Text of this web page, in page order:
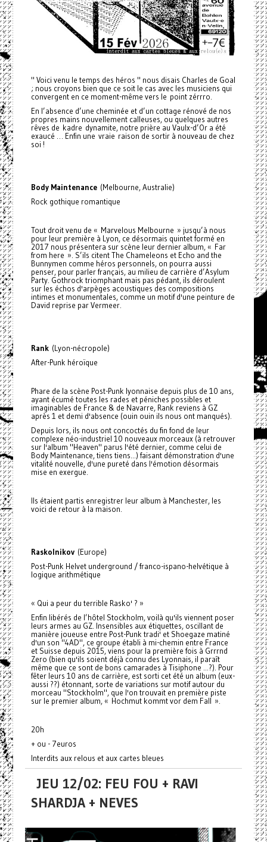
" Voici venu le temps des héros " nous disais Charles de Goal
; nous croyons bien que ce soit le cas avec les musiciens qui
convergent en ce moment-même vers le point zérrro.
En l’absence d’une cheminée et d’un cottage rénové de nos
propres mains nouvellement calleuses, ou quelques autres
rêves de kadre dynamite, notre prière au Vaulx-d’Or a été
exaucé … Enfin une vraie raison de sortir à nouveau de chez
soi !
Body Maintenance(Melbourne, Australie)
Rock gothique romantique
Tout droit venu de « Marvelous Melbourne » jusqu’à nous
pour leur première à Lyon, ce désormais quintet formé en
2017 nous présentera sur scène leur dernier album, « Far
from here ». S’ils citent The Chameleons et Echo and the
Bunnymen comme héros personnels, on pourra aussi
penser, pour parler français, au milieu de carrière d’Asylum
Party. Gothrock triomphant mais pas pédant, ils déroulent
sur les échos d'arpèges acoustiques des compositions
intimes et monumentales, comme un motif d'une peinture de
David reprise par Vermeer.
Rank(Lyon-nécropole)
After-Punk héroïque
Phare de la scène Post-Punk lyonnaise depuis plus de 10 ans,
ayant écumé toutes les rades et péniches possibles et
imaginables de France & de Navarre, Rank reviens à GZ
après 1 et demi d'absence (ouin ouin ils nous ont manqués).
Depuis lors, ils nous ont concoctés du fin fond de leur
complexe néo-industriel 10 nouveaux morceaux (à retrouver
sur l'album "Heaven" parus l'été dernier, comme celui de
Body Maintenance, tiens tiens...) faisant démonstration d'une
vitalité nouvelle, d'une pureté dans l'émotion désormais
mise en exergue.
Ils étaient partis enregistrer leur album à Manchester, les
voici de retour à la maison.
Raskolnikov(Europe)
Post-Punk Helvet underground / franco-ispano-helvétique à
logique arithmétique
« Qui a peur du terrible Rasko' ? »
Enfin libérés de l’hôtel Stockholm, voilà qu'ils viennent poser
leurs armes au GZ. Insensibles aux étiquettes, oscillant de
manière joueuse entre Post-Punk tradi' et Shoegaze matiné
d'un son "4AD", ce groupe établi à mi-chemin entre France
et Suisse depuis 2015, viens pour la première fois à Grrrnd
Zero (bien qu'ils soient déjà connu des Lyonnais, il paraît
même que ce sont de bons camarades à Tisiphone ...?). Pour
fêter leurs 10 ans de carrière, est sorti cet été un album (eux-
aussi ??) étonnant, sorte de variations sur motif autour du
morceau "Stockholm", que l'on trouvait en première piste
sur le premier album, « Hochmut kommt vor dem Fall ».
20h
+ ou - 7euros
Interdits aux relous et aux cartes bleues
JEU 12/02: FEU FOU + RAVI
SHARDJA + NEVES